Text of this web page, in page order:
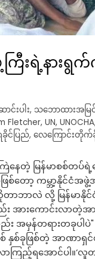
ြီးရဲ့နား
ာင်းပါး, သဘောထားအမြ
Fletcher, UN, UNOCHA,
ခိုင်ပြည်, လေကြောင်းတို
ေတဲ့ မြန်မာစစ်တပ်
ော့ ကမ္ဘာ့နိုင်ငံအဖွဲ့
ာဘာလဲ လို့ မြန်မာနို
ားကောင်းလာတဲ့
မှန်တရားတခုပါပဲ"
နှစ်ခုဖြစ်တဲ့ အာဏာရှ
ြည့်ရအောင်ပါ။‘လူ